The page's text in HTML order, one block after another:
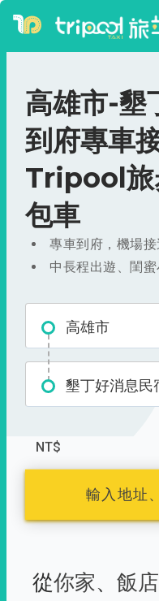
高雄市-墾
到府專車
Tripool旅
包車
專車到府，機場接
中長程出遊、閨
高雄市
墾丁好消息民
NT$
輸入地址
從你家、 飯店